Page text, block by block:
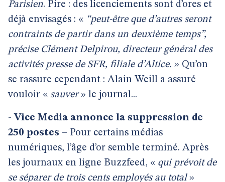
Parisien. Pire : des licenciements sont d’ores et
déjà envisagés : « “peut-être que d’autres seront
contraints de partir dans un deuxième temps”,
précise Clément Delpirou, directeur général des
activités presse de SFR, filiale d’Altice. » Qu’on
se rassure cependant : Alain Weill a assuré
vouloir « sauver» le journal...
- Vice Media annonce la suppression de
250 postes – Pour certains médias
numériques, l’âge d’or semble terminé. Après
les journaux en ligne Buzzfeed, « qui prévoit de
se séparer de trois cents employés au total»